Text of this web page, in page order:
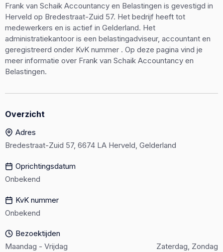
Frank van Schaik Accountancy en Belastingen is gevestigd in
Herveld op Bredestraat-Zuid 57. Het bedrijf heeft tot
medewerkers en is actief in Gelderland. Het
administratiekantoor is een belastingadviseur, accountant en
geregistreerd onder KvK nummer . Op deze pagina vind je
meer informatie over Frank van Schaik Accountancy en
Belastingen.
Overzicht
Adres
Bredestraat-Zuid 57, 6674 LA Herveld, Gelderland
Oprichtingsdatum
Onbekend
KvK nummer
Onbekend
Bezoektijden
Maandag - Vrijdag
Zaterdag, Zondag